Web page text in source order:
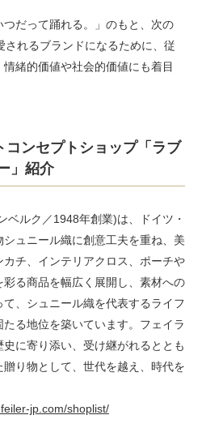
だって踊れる。」のもと、次の
れるブランドになるために、従
緒的価値や社会的価値にも着目
コンセプトショップ「ラブ
」紹介
ベルク／1948年創業)は、ドイツ・
ュニール織に創意工夫を重ね、美
チ、インテリアクロス、ポーチや
る商品を幅広く展開し、素材への
、シュニール織を代表するライフ
る地位を築いています。フェイラ
に寄り添い、受け継がれるととも
り物として、世代を越え、時代を
jp.com/shoplist/